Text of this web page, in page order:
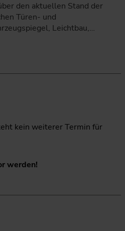
den aktuellen Stand der
Türen- und
Leichtbau,…
kein weiterer Termin für
werden!